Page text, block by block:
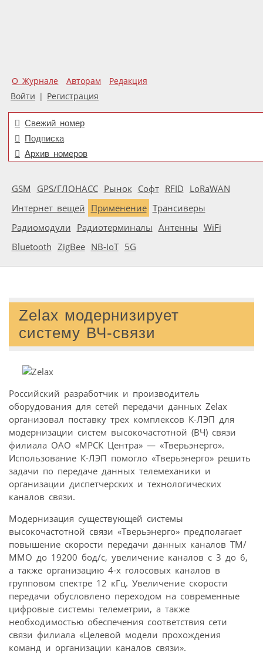
О Журнале Авторам
Редакция
Войти | Регистрация
Свежий номер
Подписка
Архив номеров
GSM GPS/ГЛОНАСС Рынок Софт RFID LoRaWAN
Интернет вещей Применение Трансиверы
Радиомодули Радиотерминалы Антенны WiFi
Bluetooth ZigBee NB-IoT 5G
Zelax модернизирует
систему ВЧ-связи
Российский разработчик и производитель
оборудования для сетей передачи данных Zelax
организовал поставку трех комплексов К-ЛЭП для
модернизации систем высокочастотной (ВЧ) связи
филиала ОАО «МРСК Центра» — «Тверьэнерго».
Использование К-ЛЭП помогло «Тверьэнерго» решить
задачи по передаче данных телемеханики и
организации диспетчерских и технологических
каналов связи.
Модернизация существующей системы
высокочастотной связи «Тверьэнерго» предполагает
повышение скорости передачи данных каналов ТМ/
ММО до 19200 бод/с, увеличение каналов с 3 до 6,
а также организацию 4-х голосовых каналов в
групповом спектре 12 кГц. Увеличение скорости
передачи обусловлено переходом на современные
цифровые системы телеметрии, а также
необходимостью обеспечения соответствия сети
связи филиала «Целевой модели прохождения
команд и организации каналов связи».